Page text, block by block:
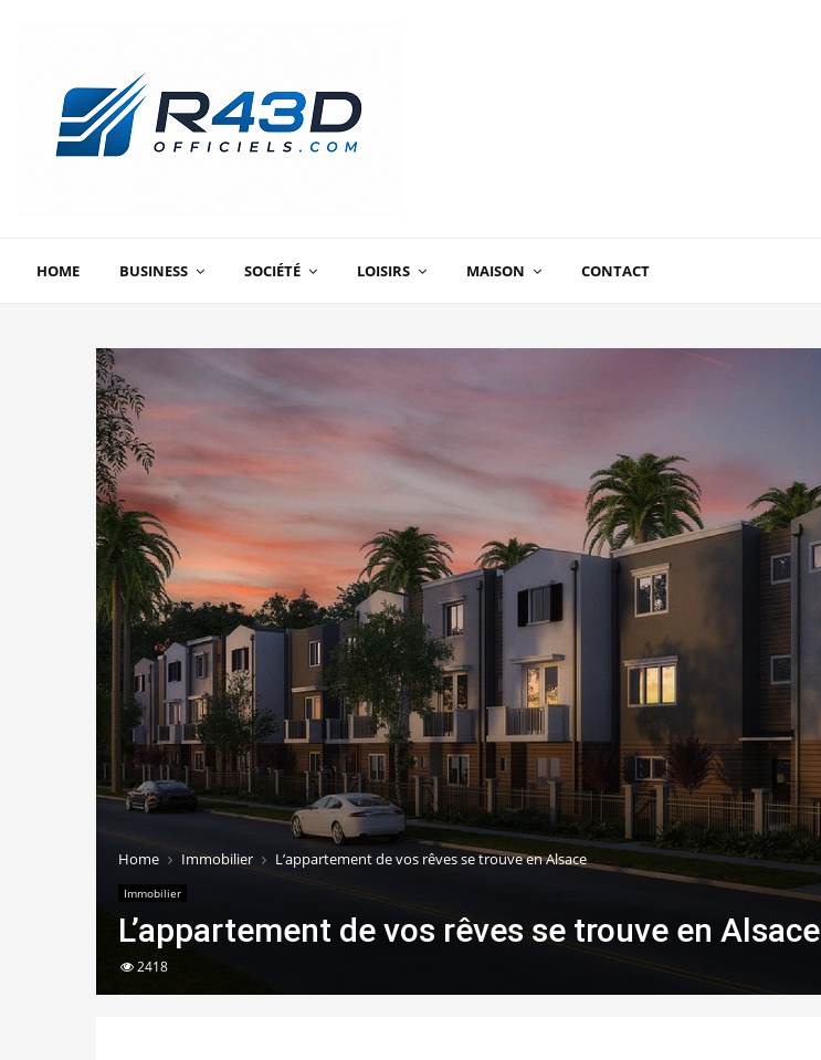
HOME BUSINESS SOCIÉTÉ LOISIRS MAISON CONTACT
Home Immobilier L’appartement de vos rêves se trouve en Alsace
Immobilier
L’appartement de vos rêves se trouve en Alsace
2418